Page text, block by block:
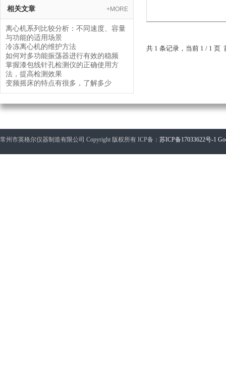
相关文章 +MORE
离心机系列比较分析：不同速度、容量
与功能的适用场景
冷冻离心机的维护方法
如何对多功能振荡器进行有效的稳频
掌握漆包线针孔检测仪的正确使用方
法，提高检测效果
变频摇床的特点有很多，了解多少
共 1 条记录，当前 1 / 1
常州市英格尔仪器制造有限公司 Copyright 版权所有 ICP备： 苏ICP备17033622号-1